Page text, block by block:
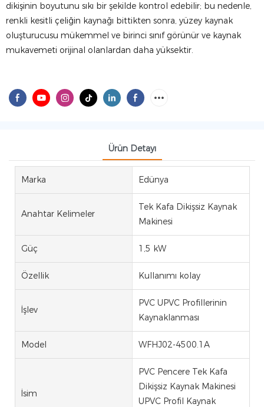
dikişinin boyutunu sıkı bir şekilde kontrol edebilir; bu nedenle,
renkli kesitli çeliğin kaynağı bittikten sonra, yüzey kaynak
oluşturucusu mükemmel ve birinci sınıf görünür ve kaynak
mukavemeti orijinal olanlardan daha yüksektir.
Ürün Detayı
Marka Edünya
Anahtar Kelimeler
Tek Kafa Dikişsiz Kaynak
Makinesi
Güç 1,5 kW
Özellik Kullanımı kolay
İşlev
PVC UPVC Profillerinin
Kaynaklanması
Model WFHJ02-4500.1A
İsim
PVC Pencere Tek Kafa
Dikişsiz Kaynak Makinesi
UPVC Profil Kaynak